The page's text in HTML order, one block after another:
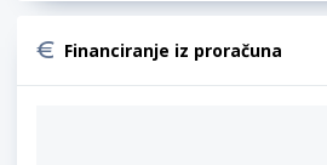
Financiranje iz proračuna